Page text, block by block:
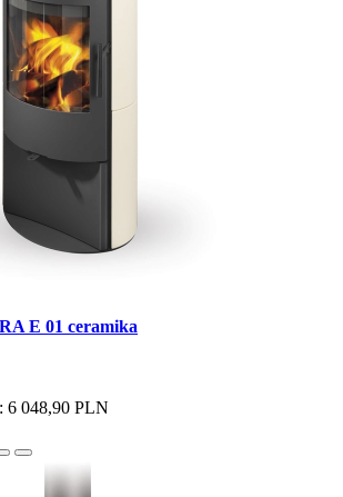
E 01 ceramika
6 048,90 PLN